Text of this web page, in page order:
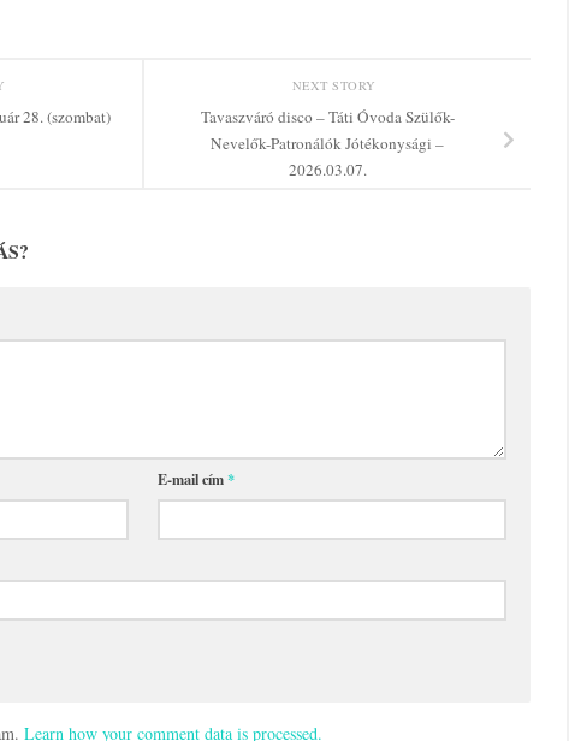
NEXT STORY
Tavaszváró disco – Táti Óvoda Szülők-
Nevelők-Patronálók Jótékonysági –
2026.03.07.
28. (szombat)
E-mail cím*
Learn how your comment data is processed.